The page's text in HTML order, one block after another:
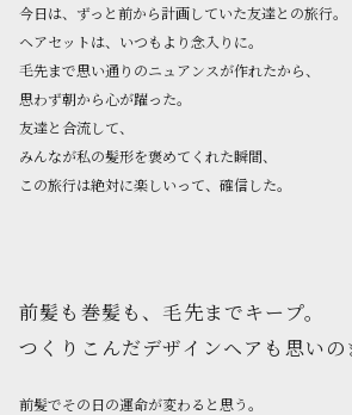
今日は、ずっと前から計画していた友達との旅行。
ヘアセットは、いつもより念入りに。
毛先まで思い通りのニュアンスが作れたから、
思わず朝から心が躍った。
友達と合流して、
みんなが私の髪形を褒めてくれた瞬間、
この旅行は絶対に楽しいって、確信した。
前髪も巻髪も、毛先までキープ。
つくりこんだデザインヘアも思いの
前髪でその日の運命が変わると思う。